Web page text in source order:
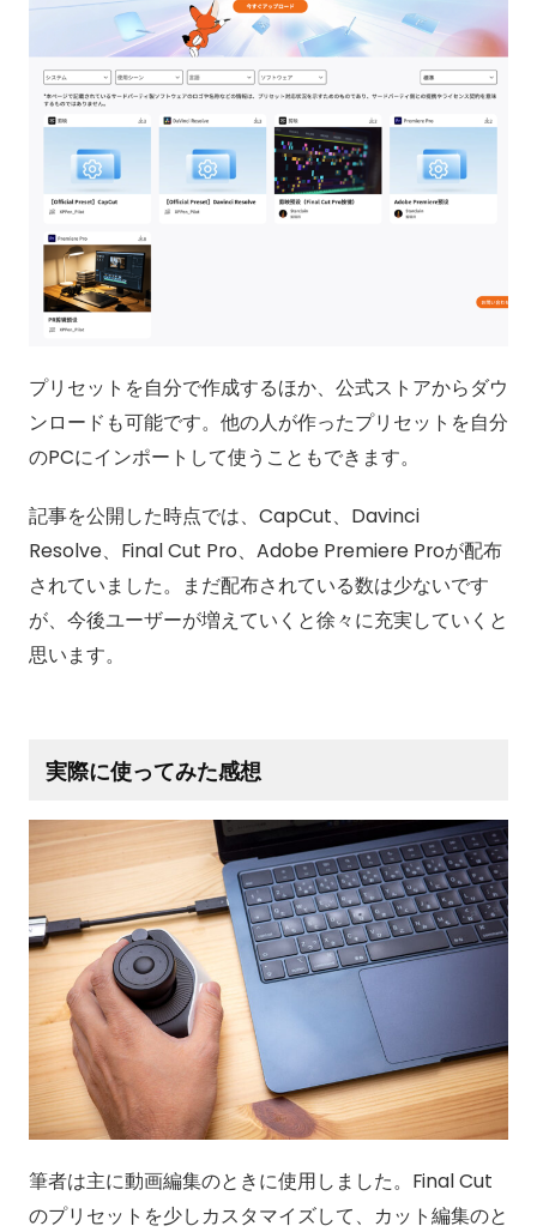
プリセットを自分で作成するほか、公式ストアからダウ
ンロードも可能です。他の人が作ったプリセットを自分
のPCにインポートして使うこともできます。
記事を公開した時点では、CapCut、Davinci
Resolve、Final Cut Pro、Adobe Premiere Proが配布
されていました。まだ配布されている数は少ないです
が、今後ユーザーが増えていくと徐々に充実していくと
思います。
実際に使ってみた感想
筆者は主に動画編集のときに使用しました。Final Cut
のプリセットを少しカスタマイズして、カット編集のと